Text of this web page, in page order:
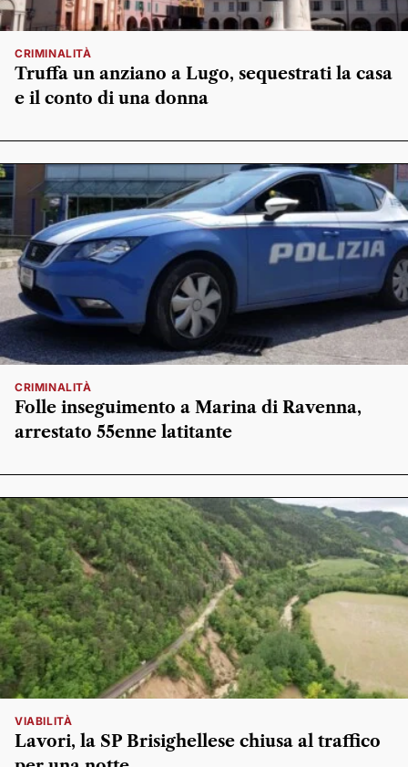
CRIMINALITÀ
Truffa un anziano a Lugo, sequestrati la casa
e il conto di una donna
CRIMINALITÀ
Folle inseguimento a Marina di Ravenna,
arrestato 55enne latitante
VIABILITÀ
Lavori, la SP Brisighellese chiusa al traffico